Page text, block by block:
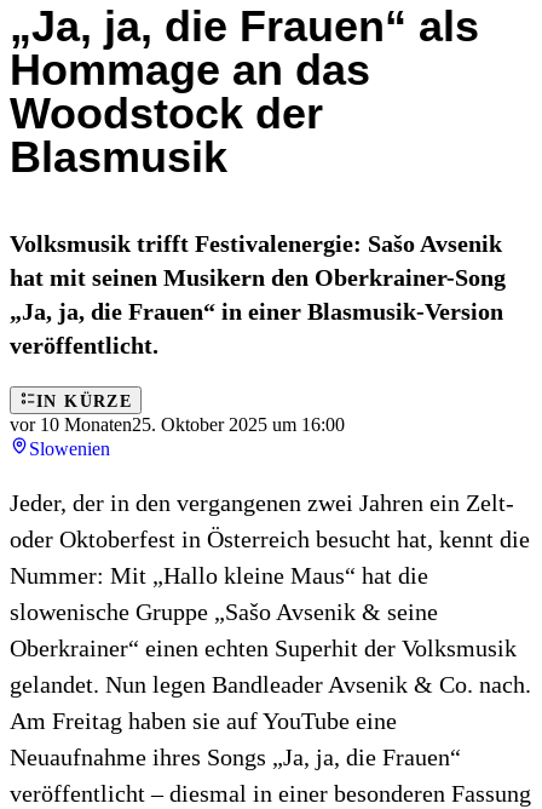
„Ja, ja, die Frauen“ als
Hommage an das
Woodstock der
Blasmusik
Volksmusik trifft Festivalenergie: Sašo Avsenik
hat mit seinen Musikern den Oberkrainer-Song
„Ja, ja, die Frauen“ in einer Blasmusik-Version
veröffentlicht.
IN KÜRZE
vor 10 Monaten25. Oktober 2025 um 16:00
Slowenien
Jeder, der in den vergangenen zwei Jahren ein Zelt-
oder Oktoberfest in Österreich besucht hat, kennt die
Nummer: Mit „Hallo kleine Maus“ hat die
slowenische Gruppe „Sašo Avsenik & seine
Oberkrainer“ einen echten Superhit der Volksmusik
gelandet. Nun legen Bandleader Avsenik & Co. nach.
Am Freitag haben sie auf YouTube eine
Neuaufnahme ihres Songs „Ja, ja, die Frauen“
veröffentlicht – diesmal in einer besonderen Fassung